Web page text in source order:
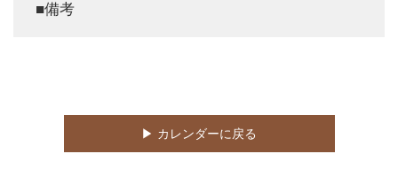
■備考
▶︎ カレンダーに戻る